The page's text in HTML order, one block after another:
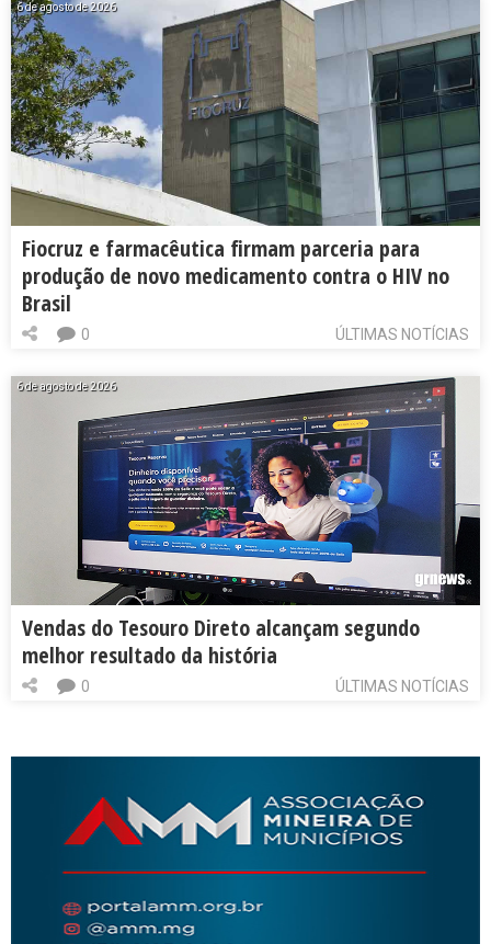
6 de agosto de 2026
Fiocruz e farmacêutica firmam parceria para
produção de novo medicamento contra o HIV no
Brasil
ÚLTIMAS NOTÍCIAS
0
6 de agosto de 2026
Vendas do Tesouro Direto alcançam segundo
melhor resultado da história
ÚLTIMAS NOTÍCIAS
0